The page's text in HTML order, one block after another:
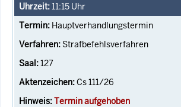
11:15 Uhr
Hauptverhandlungstermin
Strafbefehlsverfahren
127
Cs 111/26
Termin aufgehoben